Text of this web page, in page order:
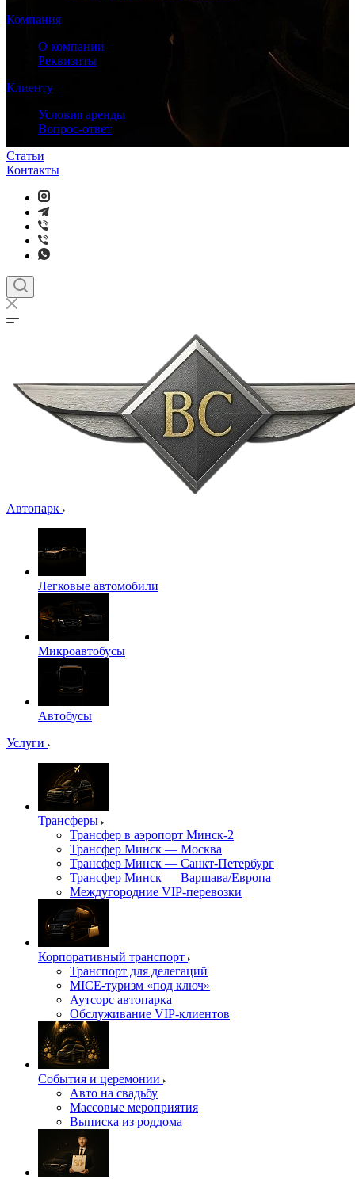
Компания
О компании
Реквизиты
Клиенту
Условия аренды
Вопрос-ответ
Статьи
Контакты
Автопарк
Легковые автомобили
Микроавтобусы
Автобусы
Услуги
Трансферы
Трансфер в аэропорт Минск-2
Трансфер Минск — Москва
Трансфер Минск — Санкт-Петербург
Трансфер Минск — Варшава/Европа
Междугородние VIP-перевозки
Корпоративный транспорт
Транспорт для делегаций
MICE-туризм «под ключ»
Аутсорс автопарка
Обслуживание VIP-клиентов
События и церемонии
Авто на свадьбу
Массовые мероприятия
Выписка из роддома